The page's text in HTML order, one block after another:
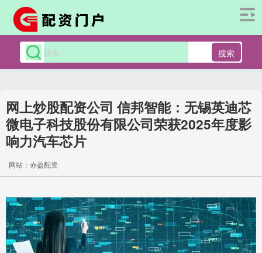
搜索
网上炒股配资公司 信邦智能：无锡英迪芯
微电子科技股份有限公司荣获2025年度影
响力汽车芯片
网站：赤盈配资